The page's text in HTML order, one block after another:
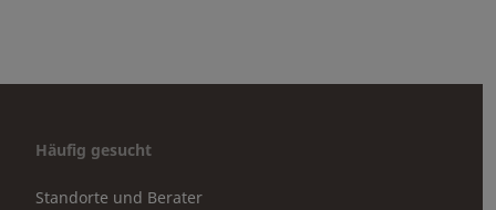
Häufig gesucht
Standorte und Berater